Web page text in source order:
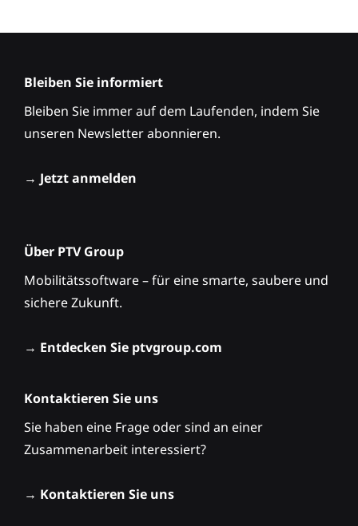
Bleiben Sie informiert
Bleiben Sie immer auf dem Laufenden, indem Sie
unseren Newsletter abonnieren.
→ Jetzt anmelden
Über PTV Group
Mobilitätssoftware – für eine smarte, saubere und
sichere Zukunft.
→ Entdecken Sie ptvgroup.com
Kontaktieren Sie uns
Sie haben eine Frage oder sind an einer
Zusammenarbeit interessiert?
→ Kontaktieren Sie uns